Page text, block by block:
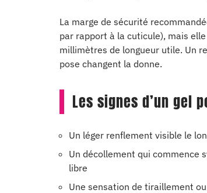
La marge de sécurité
par rapport à la cuticule), mais
millimètres de longueur utile. Un
pose changent la donne.
Les signes d’un gel
Un léger renflement visible le
Un décollement qui commence
libre
Une sensation de tiraillement